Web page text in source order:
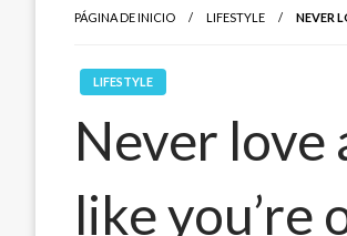
PÁGINA DE INICIO LIFESTYLE NEVER
LIFESTYLE
Never love
like you’re